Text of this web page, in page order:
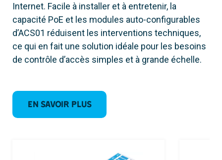
Internet. Facile à installer et à entretenir, la
capacité PoE et les modules auto-configurables
d’ACS01 réduisent les interventions techniques,
ce qui en fait une solution idéale pour les besoins
de contrôle d’accès simples et à grande échelle.
En savoir plus